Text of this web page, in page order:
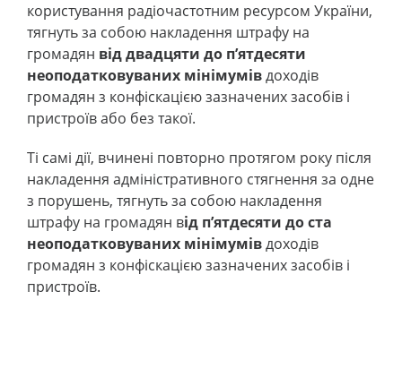
користування радіочастотним ресурсом України,
тягнуть за собою накладення штрафу на
громадян від двадцяти до п’ятдесяти
неоподатковуваних мінімумівдоходів
громадян з конфіскацією зазначених засобів і
пристроїв або без такої.
Ті самі дії, вчинені повторно протягом року після
накладення адміністративного стягнення за одне
з порушень, тягнуть за собою накладення
штрафу на громадян від п’ятдесяти до ста
неоподатковуваних мінімумівдоходів
громадян з конфіскацією зазначених засобів і
пристроїв.